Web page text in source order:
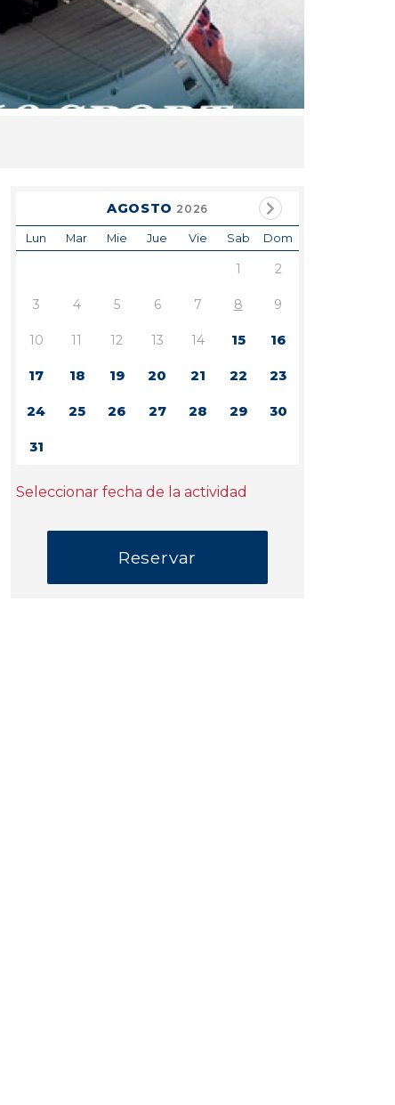
AGOSTO 2026
Lun Mar Mie Jue Vie Sab Dom
1 2
3 4 5 6 7 8 9
10 11 12 13 14 15 16
17 18 19 20 21 22 23
24 25 26 27 28 29 30
31
Seleccionar fecha de la actividad